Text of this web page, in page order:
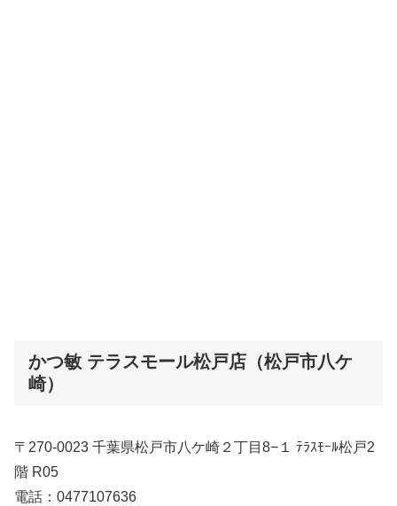
かつ敏 テラスモール松戸店（松戸市八ケ
崎）
〒270-0023 千葉県松戸市八ケ崎２丁目8−１ ﾃﾗｽﾓｰﾙ松戸2
階 R05
電話：0477107636